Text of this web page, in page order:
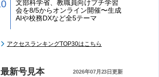
文部科学省、教職員向けプチ学習
会を8/5からオンライン開催〜生成
AIや校務DXなど全5テーマ
アクセスランキングTOP30はこちら
最新号見本 2026年07月23日更新